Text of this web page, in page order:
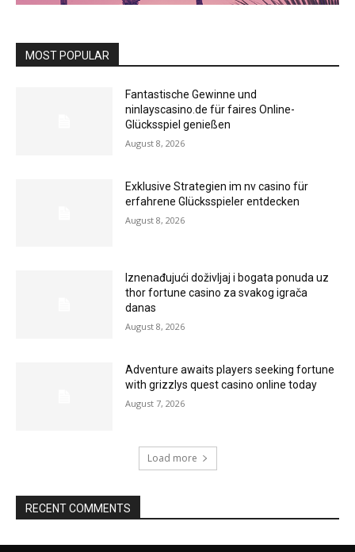
MOST POPULAR
Fantastische Gewinne und
ninlayscasino.de für faires Online-
Glücksspiel genießen
August 8, 2026
Exklusive Strategien im nv casino für
erfahrene Glücksspieler entdecken
August 8, 2026
Iznenađujući doživljaj i bogata ponuda uz
thor fortune casino za svakog igrača
danas
August 8, 2026
Adventure awaits players seeking fortune
with grizzlys quest casino online today
August 7, 2026
Load more
RECENT COMMENTS